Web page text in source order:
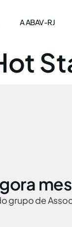
A ABAV-RJ
grupo de